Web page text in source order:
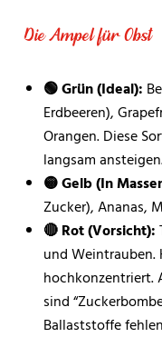
Die Ampel für Obst
🟢 Grün (Ideal):
Erdbeeren),
Orangen. Diese
langsam
🟡 Gelb (In
Zucker), Ananas,
🔴 Rot (Vorsicht):
und Weintrauben.
hochkonzentriert.
sind
Ballaststoffe